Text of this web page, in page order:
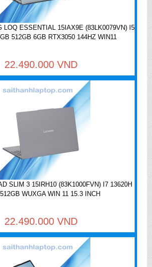
LOQ ESSENTIAL 15IAX9E (83LK0079VN) I5
512GB 6GB RTX3050 144HZ WIN11
22.490.000 VND
SLIM 3 15IRH10 (83K1000FVN) I7 13620H
WUXGA WIN 11 15.3 INCH
22.490.000 VND